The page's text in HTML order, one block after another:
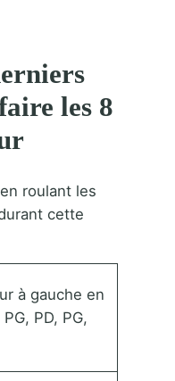
les 8
roulant les
cette
à gauche en
PD, PG,